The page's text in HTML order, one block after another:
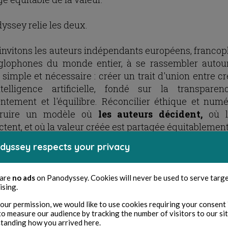
relie les deux.
les auteurs indépendants européens,
du monde entier, à se rassembler
et nécessaire : créer un trait d'union entre
artificielle, fondé sur la
et l'équilibre. Réconcilier éthique et
un modèle où les auteurs décident, où
et où la valeur créée est partagée
pas une utopie. C'est une infrastructure. Et elle
contribue à l'émergence d'une
de confiance permettant aux créateurs
de l'intelligence artificielle de collaborer dans un
respects your privacy
no adson Panodyssey. Cookies will never be used to serve
permission, we would like to use cookies requiring your consent
measure our audience by tracking the number of visitors to our
how you arrived here.